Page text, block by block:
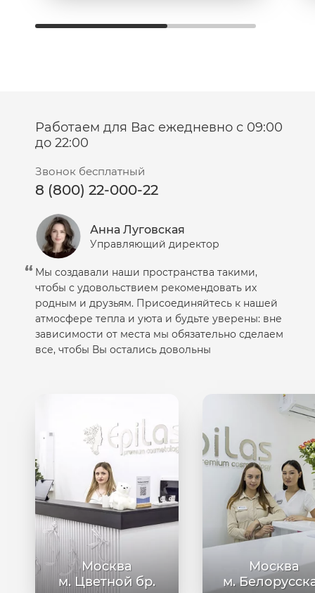
Работаем для Вас ежедневно с 09:00
до 22:00
Звонок бесплатный
8 (800) 22-000-22
Анна Луговская
Управляющий директор
Мы создавали наши пространства такими,
чтобы с удовольствием рекомендовать их
родным и друзьям. Присоединяйтесь к нашей
атмосфере тепла и уюта и будьте уверены: вне
зависимости от места мы обязательно сделаем
все, чтобы Вы остались довольны